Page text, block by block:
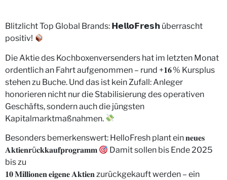
Blitzlicht Top Global Brands: 𝗛𝗲𝗹𝗹𝗼𝗙𝗿𝗲𝘀𝗵 überrascht
positiv!
Die Aktie des Kochboxenversenders hat im letzten Monat
ordentlich an Fahrt aufgenommen – rund +𝟏𝟔 % Kursplus
stehen zu Buche. Und das ist kein Zufall: Anleger
honorieren nicht nur die Stabilisierung des operativen
Geschäfts, sondern auch die jüngsten
Kapitalmarktmaßnahmen.
Besonders bemerkenswert: HelloFresh plant ein 𝐧𝐞𝐮𝐞𝐬
𝐀𝐤𝐭𝐢𝐞𝐧𝐫ü𝐜𝐤𝐤𝐚𝐮𝐟𝐩𝐫𝐨𝐠𝐫𝐚𝐦𝐦
Damit sollen bis Ende 2025
bis zu
𝟏𝟎 𝐌𝐢𝐥𝐥𝐢𝐨𝐧𝐞𝐧 𝐞𝐢𝐠𝐞𝐧𝐞 𝐀𝐤𝐭𝐢𝐞𝐧 zurückgekauft werden – ein